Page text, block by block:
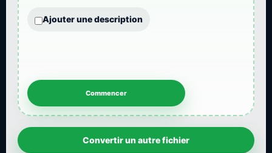
Ajouter une description
Convertir un autre fichier